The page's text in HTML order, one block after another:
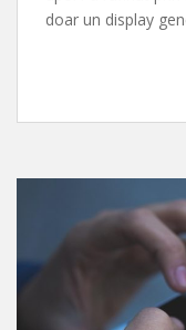
doar un display